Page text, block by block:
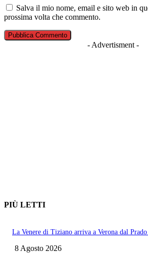
Salva il mio nome, email e sito web in
prossima volta che commento.
- Advertisment -
PIÙ LETTI
La Venere di Tiziano arriva a Verona dal
8 Agosto 2026